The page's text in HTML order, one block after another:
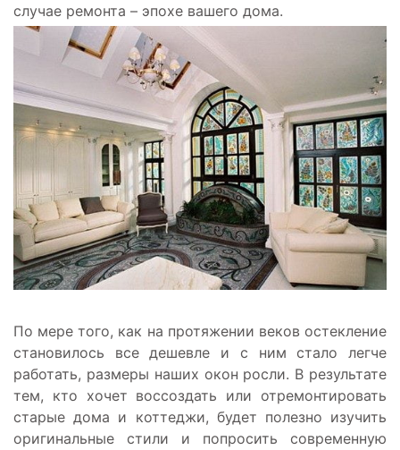
случае ремонта – эпохе вашего дома.
По мере того, как на протяжении веков остекление
становилось все дешевле и с ним стало легче
работать, размеры наших окон росли. В результате
тем, кто хочет воссоздать или отремонтировать
старые дома и коттеджи, будет полезно изучить
оригинальные стили и попросить современную